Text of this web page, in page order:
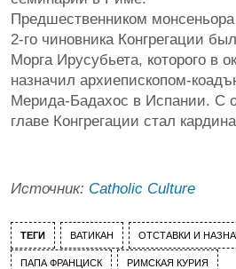
Предшественником
2-го чиновника Конгрегации
Морга Ирусубьета, которого в
назначил архиепископом-
Мерида-Бадахос в Испании. С
главе Конгрегации стал
Источник: Catholic Culture
ТЕГИ ВАТИКАН ОТСТАВКИ И
ПАПА ФРАНЦИСК РИМСКАЯ КУРИЯ